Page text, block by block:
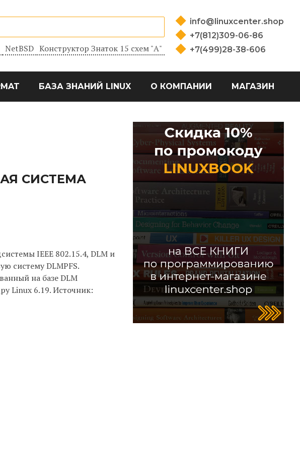
NetBSD Конструктор Знаток 15 схем "А"
info@linuxcenter.shop
+7(812)309-06-86
+7(499)28-38-606
БАЗА ЗНАНИЙ LINUX О КОМПАНИИ МАГАЗИН
СИСТЕМА
IEEE 802.15.4, DLM и
систему DLMPFS.
на базе DLM
Linux 6.19. Источник: